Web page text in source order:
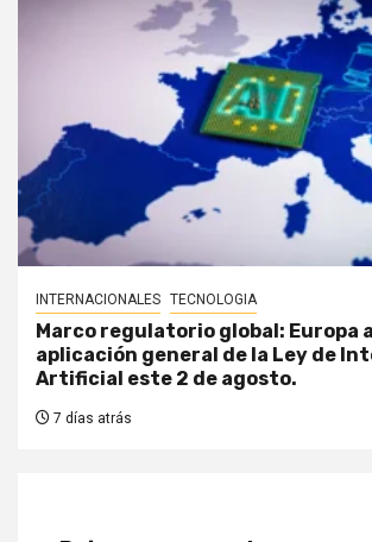
INTERNACIONALES TECNOLOGIA
Marco regulatorio global: Europa
aplicación general de la Ley de
Artificial este 2 de agosto.
7 días atrás